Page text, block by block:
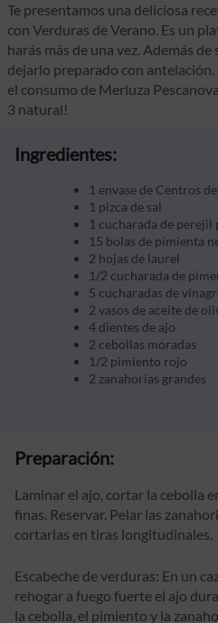
Te presentamos una deliciosa
con Verduras de Verano. Es un
harás más de una vez. Además
dejarlo preparado con antelación.
el consumo de Merluza
3 natural!
Ingredientes:
1 envase de Centros
1 pizca de sal
1 cucharada de perejil
15 bolas de pimienta
2 hojas de laurel
1/2 cucharada de
5 cucharadas de
2 vasos de aceite de
4 dientes de ajo
2 cebollas moradas
1/2 pimiento rojo
2 zanahorias grandes
Preparación:
Laminar el ajo, cortar la cebolla
finas. Reservar. Pelar las
cortarlas en tiras longitudinales.
Escabeche de verduras: En un
rehogar a fuego fuerte el ajo
la cebolla, el pimiento y la